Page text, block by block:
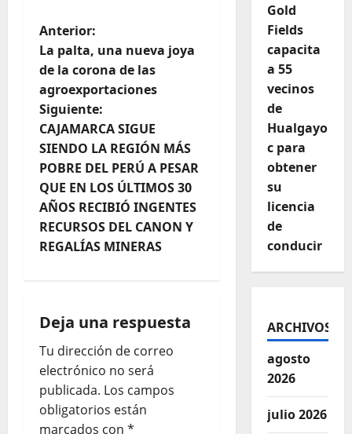
Anterior:
La palta, una nueva joya
de la corona de las
agroexportaciones
Siguiente:
CAJAMARCA SIGUE
SIENDO LA REGIÓN MÁS
POBRE DEL PERÚ A PESAR
QUE EN LOS ÚLTIMOS 30
AÑOS RECIBIÓ INGENTES
RECURSOS DEL CANON Y
REGALÍAS MINERAS
Deja una respuesta
Tu dirección de correo
electrónico no será
publicada. Los campos
obligatorios están
marcados con *
Gold
Fields
capacita
a 55
vecinos
de
Hualgayo
c para
obtener
su
licencia
de
conducir
ARCHIVOS
agosto
2026
julio 2026